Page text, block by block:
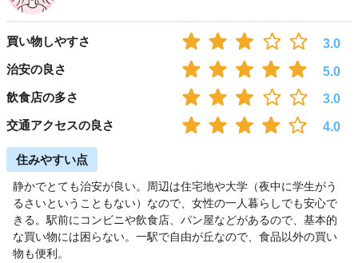
買い物しやすさ
3.0
治安の良さ
5.0
飲食店の多さ
3.0
交通アクセスの良さ
4.0
住みやすい点
静かでとても治安が良い。周辺は住宅地や大学（夜中に学生がう
るさいということもない）なので、女性の一人暮らしでも安心で
きる。駅前にコンビニや飲食店、パン屋などがあるので、基本的
な買い物には困らない。一駅で自由が丘なので、食品以外の買い
物も便利。